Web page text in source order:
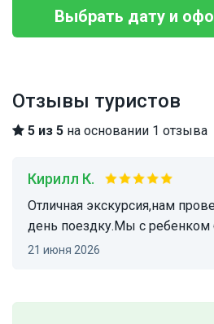
Выбрать дату и
Отзывы туристов
5 из 5 на основании 1 отзыва
Кирилл К.
Отличная экскурсия,нам провел Антон целый
день поездку.Мы с ребенком
21 июня 2026